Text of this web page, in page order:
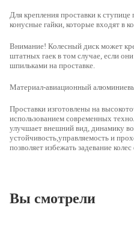
Для крепления проставки к
конусные гайки, которые входят в
Внимание! Колесный диск может
штатных гаек в том случае, если
шпильками на проставке.
Материал-авиационный
Проставки изготовлены на
использованием современных
улучшает внешний вид, динамику
устойчивость,управляемость и
позволяет избежать задевание
Вы смотрели